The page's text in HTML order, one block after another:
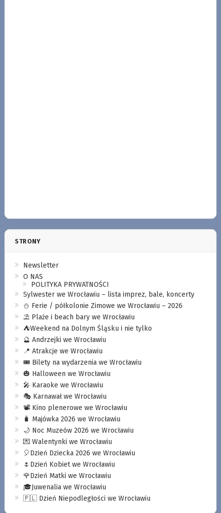
STRONY
Newsletter
O NAS
POLITYKA PRYWATNOŚCI
Sylwester we Wrocławiu – lista imprez, bale, koncerty
⛄️ Ferie / półkolonie Zimowe we Wrocławiu – 2026
⛱️ Plaże i beach bary we Wrocławiu
⛺️Weekend na Dolnym Śląsku i nie tylko
🔮 Andrzejki we Wrocławiu
📍 Atrakcje we Wrocławiu
🎟️ Bilety na wydarzenia we Wrocławiu
🎃 Halloween we Wrocławiu
🎤 Karaoke we Wrocławiu
🎭 Karnawał we Wrocławiu
📽️ Kino plenerowe we Wrocławiu
🧳 Majówka 2026 we Wrocławiu
🌙 Noc Muzeów 2026 we Wrocławiu
💌 Walentynki we Wrocławiu
🎈Dzień Dziecka 2026 we Wrocławiu
🌷Dzień Kobiet we Wrocławiu
🌹Dzień Matki we Wrocławiu
🎓Juwenalia we Wrocławiu
🇵🇱 Dzień Niepodległości we Wrocławiu